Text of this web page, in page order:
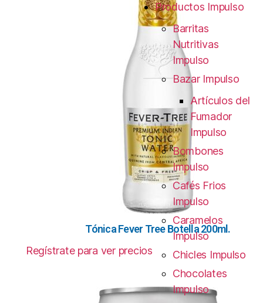
Tónica Fever Tree Botella 200ml.
Regístrate para ver precios
Productos Impulso
Barritas
Nutritivas
Impulso
Bazar Impulso
Artículos del
Fumador
Impulso
Bombones
Impulso
Cafés Frios
Impulso
Caramelos
Impulso
Chicles Impulso
Chocolates
Impulso